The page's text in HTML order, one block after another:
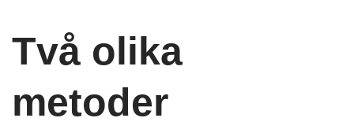
Två olika
metoder